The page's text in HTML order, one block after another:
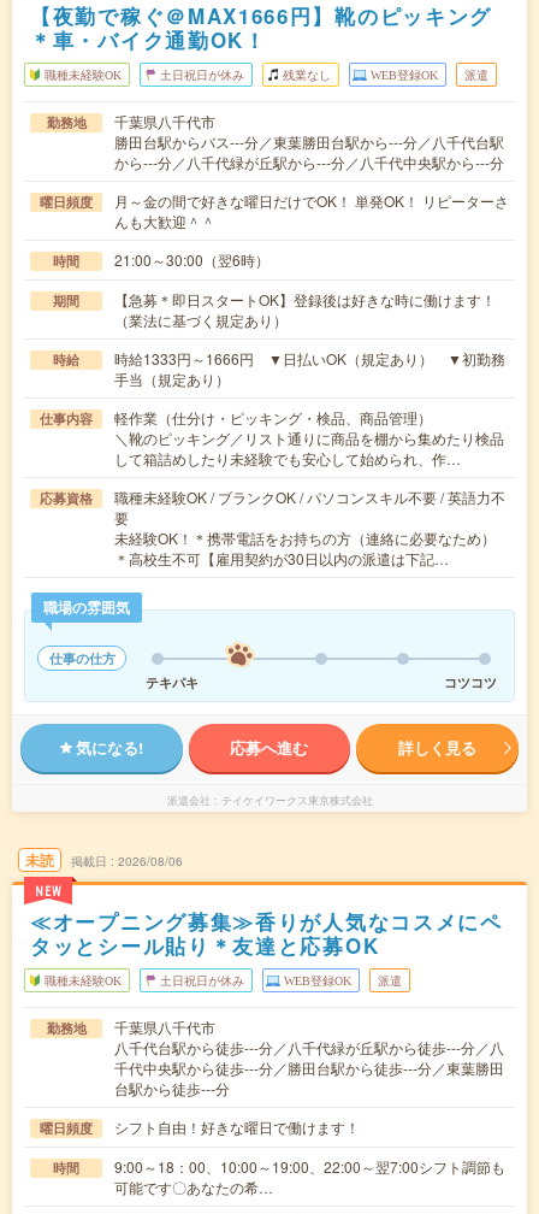
【夜勤で稼ぐ＠MAX1666円】靴のピッキング
＊車・バイク通勤OK！
職種未経験OK 土日祝日が休み 残業なし WEB登録OK 派遣
勤務地
千葉県八千代市
勝田台駅からバス---分／東葉勝田台駅から---分／八千代台駅
から---分／八千代緑が丘駅から---分／八千代中央駅から---分
曜日頻度
月～金の間で好きな曜日だけでOK！ 単発OK！ リピーターさ
んも大歓迎＾＾
時間 21:00～30:00（翌6時）
期間
【急募＊即日スタートOK】登録後は好きな時に働けます！
（業法に基づく規定あり）
時給
時給1333円～1666円 ▼日払いOK（規定あり） ▼初勤務
手当（規定あり）
仕事内容
軽作業（仕分け・ピッキング・検品、商品管理）
＼靴のピッキング／リスト通りに商品を棚から集めたり検品
して箱詰めしたり未経験でも安心して始められ、作…
応募資格
職種未経験OK / ブランクOK / パソコンスキル不要 / 英語力不
要
未経験OK！＊携帯電話をお持ちの方（連絡に必要なため）
＊高校生不可【雇用契約が30日以内の派遣は下記…
職場の雰囲気
仕事の仕方
テキパキ
コツコツ
気になる! 応募へ進む 詳しく見る
派遣会社 テイケイワークス東京株式会社
未読
NEW
掲載日 2026/08/06
≪オープニング募集≫香りが人気なコスメにペ
タッとシール貼り＊友達と応募OK
職種未経験OK 土日祝日が休み WEB登録OK 派遣
勤務地
千葉県八千代市
八千代台駅から徒歩---分／八千代緑が丘駅から徒歩---分／八
千代中央駅から徒歩---分／勝田台駅から徒歩---分／東葉勝田
台駅から徒歩---分
曜日頻度 シフト自由！好きな曜日で働けます！
時間
9:00～18：00、10:00～19:00、22:00～翌7:00シフト調節も
可能です〇あなたの希…